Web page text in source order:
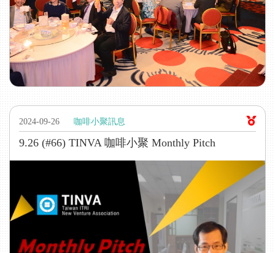
2024-09-26 咖啡小聚訊息
9.26 (#66) TINVA 咖啡小聚 Monthly Pitch